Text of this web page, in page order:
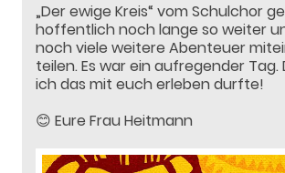
„Der ewige Kreis“ vom Schulchor
hoffentlich noch lange so weiter
noch viele weitere Abenteuer
teilen. Es war ein aufregender Tag.
ich das mit euch erleben durfte!
😊 Eure Frau Heitmann